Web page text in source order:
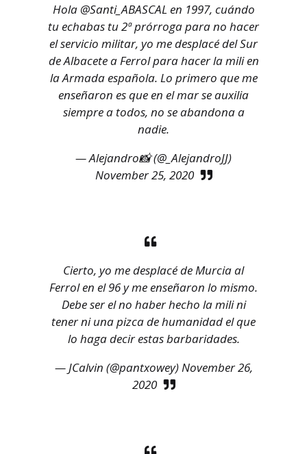
Hola @Santi_ABASCAL en 1997, cuándo
tu echabas tu 2ª prórroga para no hacer
el servicio militar, yo me desplacé del Sur
de Albacete a Ferrol para hacer la mili en
la Armada española. Lo primero que me
enseñaron es que en el mar se auxilia
siempre a todos, no se abandona a
nadie.
— Alejandro📸 (@_AlejandroJJ)
November 25, 2020
Cierto, yo me desplacé de Murcia al
Ferrol en el 96 y me enseñaron lo mismo.
Debe ser el no haber hecho la mili ni
tener ni una pizca de humanidad el que
lo haga decir estas barbaridades.
— JCalvin (@pantxowey)November 26,
2020